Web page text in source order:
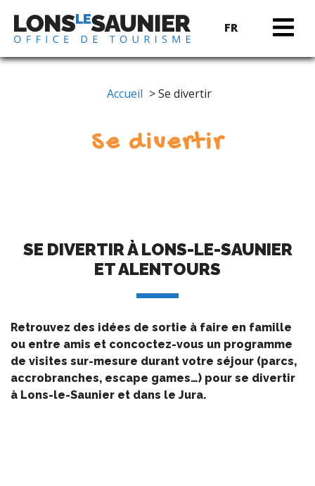
FR
Accueil > Se divertir
Se divertir
SE DIVERTIR À LONS-LE-SAUNIER
ET ALENTOURS
Retrouvez des idées de sortie à faire en famille
ou entre amis et concoctez-vous un programme
de visites sur-mesure durant votre séjour (parcs,
accrobranches, escape games…) pour se divertir
à Lons-le-Saunier et dans le Jura.